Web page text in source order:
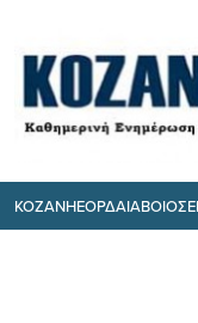
ΚΟΖΑΝΗΕΟΡΔΑΙΑΒΟΙΟ